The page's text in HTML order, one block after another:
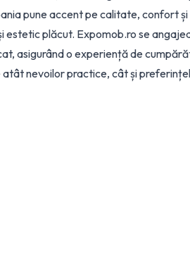
pune accent pe calitate, confort
plăcut. Expomob.ro se
asigurând o experiență de
nevoilor practice, cât și